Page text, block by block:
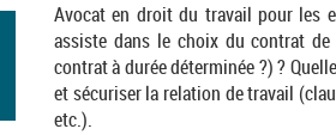
Avocat en droit du travail pour les
assiste dans le choix du contrat
contrat à durée déterminée ?) ?
et sécuriser la relation de travail
etc.).